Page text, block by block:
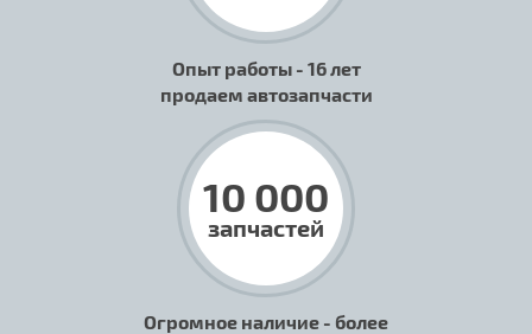
Опыт работы - 16 лет
продаем автозапчасти
10 000
запчастей
Огромное наличие - более